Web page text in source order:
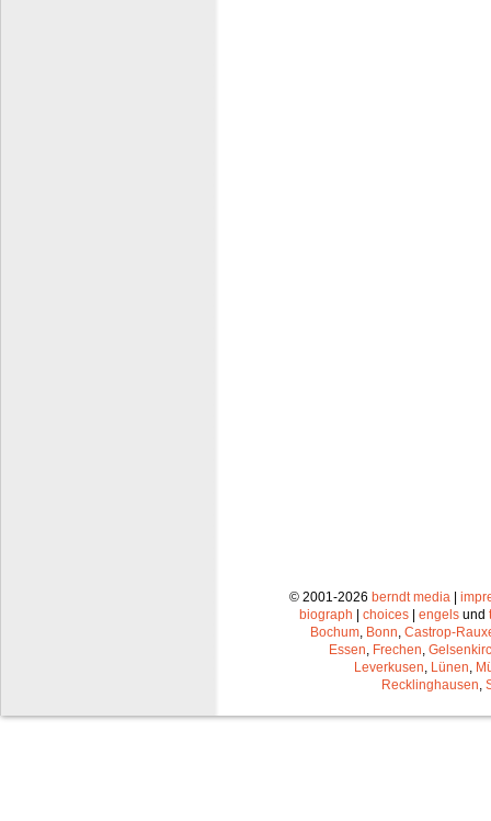
© 2001-2026 berndt media |
biograph | choices | engels und
Bochum Bonn Castrop-
Essen Frechen
Leverkusen Lünen
Recklinghausen